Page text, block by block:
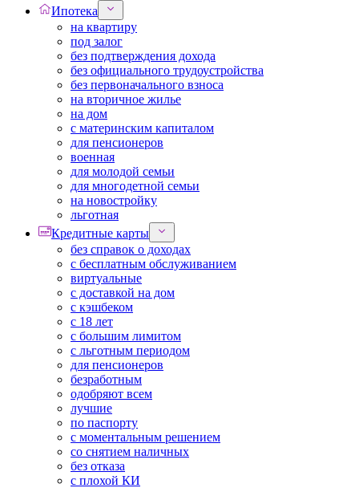
Ипотека
на квартиру
под залог
без подтверждения дохода
без официального трудоустройства
без первоначального взноса
на вторичное жилье
на дом
с материнским капиталом
для пенсионеров
военная
для молодой семьи
для многодетной семьи
на новостройку
льготная
Кредитные карты
без справок о доходах
с бесплатным обслуживанием
виртуальные
с доставкой на дом
с кэшбеком
с 18 лет
с большим лимитом
с льготным периодом
для пенсионеров
безработным
одобряют всем
лучшие
по паспорту
с моментальным решением
со снятием наличных
без отказа
с плохой КИ